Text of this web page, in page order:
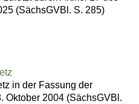
(SächsGVBl. S. 285)
in der Fassung der
Oktober 2004 (SächsGVBl.